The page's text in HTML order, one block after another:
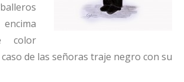
color
de las señoras traje negro con su